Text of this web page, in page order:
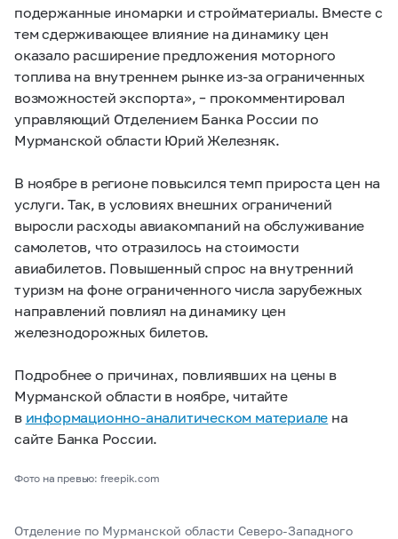
подержанные иномарки и стройматериалы. Вместе с
тем сдерживающее влияние на динамику цен
оказало расширение предложения моторного
топлива на внутреннем рынке из-за ограниченных
возможностей экспорта», – прокомментировал
управляющий Отделением Банка России по
Мурманской области Юрий Железняк.
В ноябре в регионе повысился темп прироста цен на
услуги. Так, в условиях внешних ограничений
выросли расходы авиакомпаний на обслуживание
самолетов, что отразилось на стоимости
авиабилетов. Повышенный спрос на внутренний
туризм на фоне ограниченного числа зарубежных
направлений повлиял на динамику цен
железнодорожных билетов.
Подробнее о причинах, повлиявших на цены в
Мурманской области в ноябре, читайте
в информационно-аналитическом материале на
сайте Банка России.
Фото на превью: freepik.com
Отделение по Мурманской области Северо-Западного